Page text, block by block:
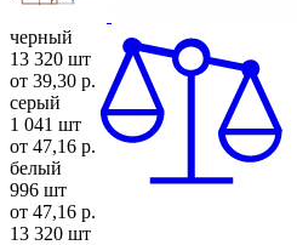
черный
13 320 шт
от 39,30 р.
серый
1 041 шт
от 47,16 р.
белый
996 шт
от 47,16 р.
13 320 шт